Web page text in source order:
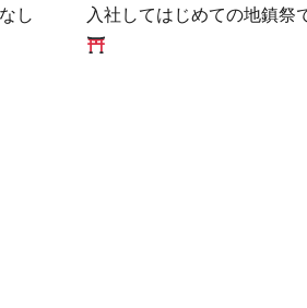
し 入社してはじめての地鎮祭